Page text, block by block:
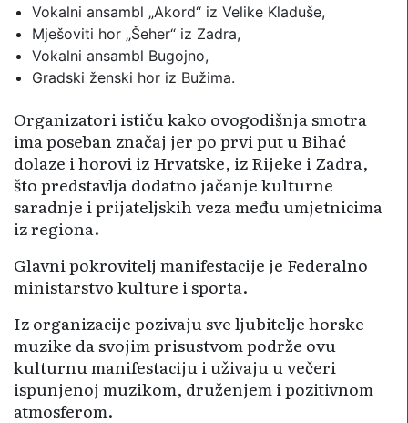
Vokalni ansambl „Akord“ iz Velike Kladuše,
Mješoviti hor „Šeher“ iz Zadra,
Vokalni ansambl Bugojno,
Gradski ženski hor iz Bužima.
Organizatori ističu kako ovogodišnja smotra
ima poseban značaj jer po prvi put u Bihać
dolaze i horovi iz Hrvatske, iz Rijeke i Zadra,
što predstavlja dodatno jačanje kulturne
saradnje i prijateljskih veza među umjetnicima
iz regiona.
Glavni pokrovitelj manifestacije je Federalno
ministarstvo kulture i sporta.
Iz organizacije pozivaju sve ljubitelje horske
muzike da svojim prisustvom podrže ovu
kulturnu manifestaciju i uživaju u večeri
ispunjenoj muzikom, druženjem i pozitivnom
atmosferom.